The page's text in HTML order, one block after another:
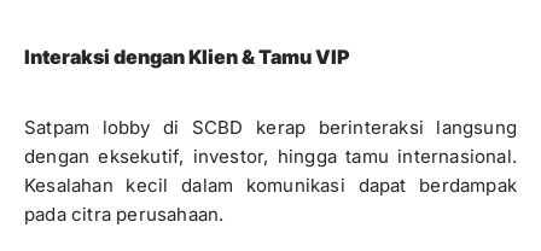
Interaksi dengan Klien & Tamu VIP
Satpam lobby di SCBD kerap berinteraksi langsung
dengan eksekutif, investor, hingga tamu internasional.
Kesalahan kecil dalam komunikasi dapat berdampak
pada citra perusahaan.